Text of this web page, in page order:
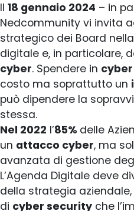
Il 18 gennaio 2024 – in
Nedcommunity vi invita
strategico dei Board
digitale e, in particolare,
cyber. Spendere in
costo ma soprattutto un
può dipendere la
stessa.
Nel 2022 l’85% delle
un attacco cyber, ma
avanzata di gestione
L’Agenda Digitale deve
della strategia
di cyber security che